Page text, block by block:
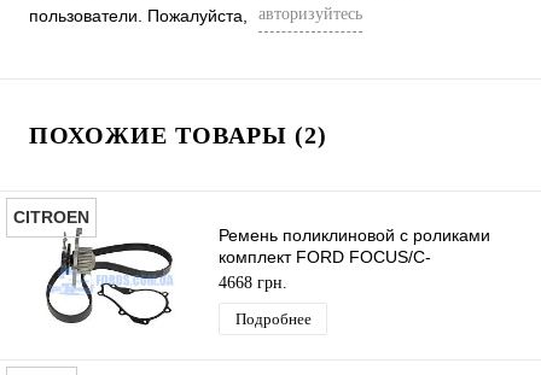
пользователи. Пожалуйста,
авторизуйтесь
ПОХОЖИЕ ТОВАРЫ (2)
CITROEN
Ремень поликлиновой с роликами
комплект FORD FOCUS/C-
MAX/FIESTA/COURIER/B-MAX
(1.6TDCI) CITROEN
4668 грн.
Подробнее